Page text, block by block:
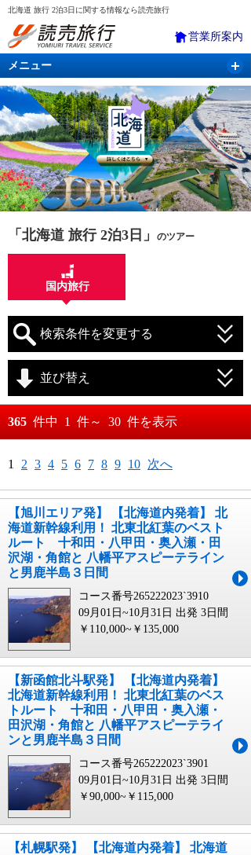
北海道 旅行 2泊3日に関する情報なら読売旅行
営業所案内
メニュー
国内旅行 バスツアー 海外旅行 クルーズ
航空・ＪＲ＋宿泊 航空券＆ホテル
「北海道 旅行 2泊3日」 のツアー
国内旅行
検索条件を変更する
月 日～
月 日
並び替え
おすすめ順
料金が高い順
365 件中 1 件～ 30 件を表示
1 2 3 4 5 6 7 8 9 10 次へ
【旭川エリア発】 【北海道内発着】 北
海道新幹線利用！ 北東北紅葉のベスト
ルート 十和田・八甲田・奥入瀬・田
沢湖・角館と 八幡平アスピーテライン
と男鹿半島３日間
コース番号265222023`3910
09月01日~10月31日 出発 3日間
￥110,000~￥135,000
【新函館北斗駅発】 【北海道内発着】
北海道新幹線利用！ 北東北紅葉のベス
トルート 十和田・八甲田・奥入瀬・
田沢湖・角館と 八幡平アスピーテライ
ンと男鹿半島３日間
コース番号265222023`3901
09月01日~10月31日 出発 3日間
￥90,000~￥115,000
【札幌駅発】 【北海道内発着】 北海道